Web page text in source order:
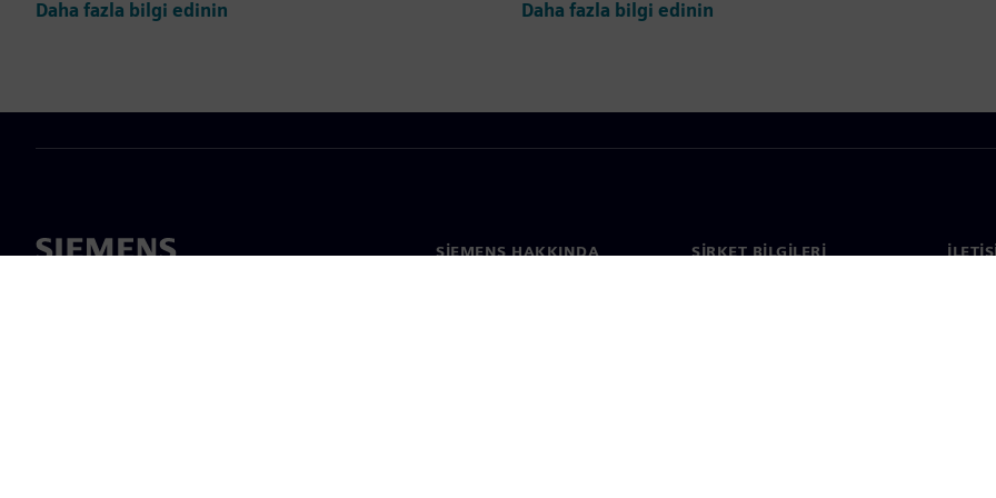
Daha fazla bilgi edinin Daha fazla bilgi edinin
SIEMENS HAKKINDA ŞIRKET BILGILERI